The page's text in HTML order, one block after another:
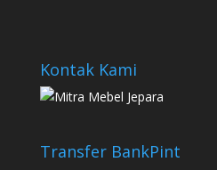
Kontak Kami
Transfer BankPint